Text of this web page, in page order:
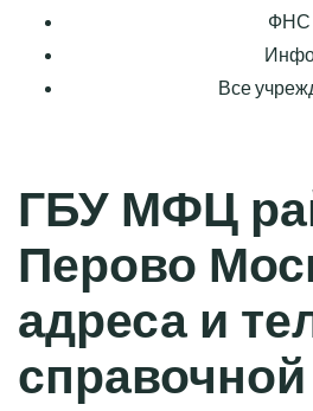
ФНС
Все
ГБУ МФЦ
Перово
адреса и
справочной